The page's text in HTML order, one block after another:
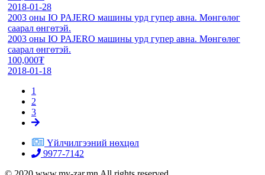
2018-01-28
2003 оны IO PAJERO машины урд гупер авна. Мөнгөлөг
саарал өнгөтэй.
2003 оны IO PAJERO машины урд гупер авна. Мөнгөлөг
саарал өнгөтэй.
100,000₮
2018-01-18
1
2
3
Үйлчилгээний нөхцөл
9977-7142